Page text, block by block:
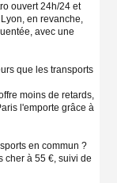
ouvert 24h/24 et
en revanche,
avec une
que les transports
moins de retards,
l'emporte grâce à
en commun ?
cher à 55 €, suivi de